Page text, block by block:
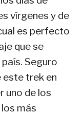
vírgenes y de
es perfecto
que se
Seguro
este trek en
uno de los
más